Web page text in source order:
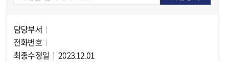
담당부서
전화번호
최종수정일
2023.12.01